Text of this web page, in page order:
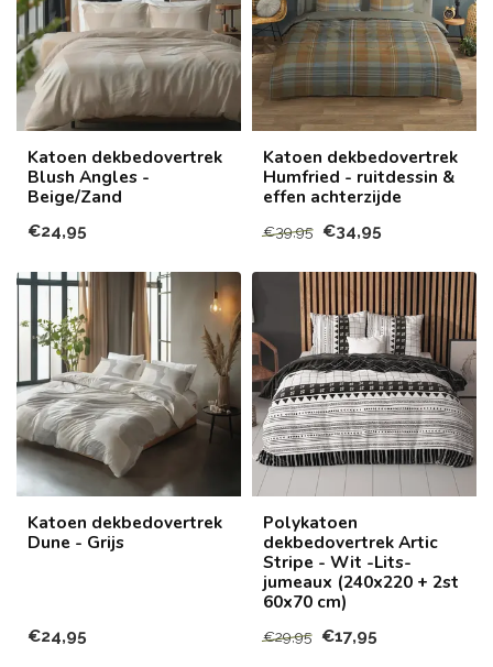
Katoen dekbedovertrek
Blush Angles -
Beige/Zand
€24,95
Katoen dekbedovertrek
Humfried - ruitdessin &
effen achterzijde
€39,95 €34,95
Katoen dekbedovertrek
Dune - Grijs
€24,95
Polykatoen
dekbedovertrek Artic
Stripe - Wit -Lits-
jumeaux (240x220 + 2st
60x70 cm)
€29,95 €17,95